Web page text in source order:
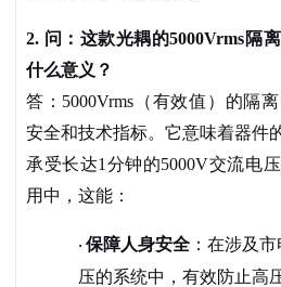
2. 问：这款光耦的5000Vrms隔
什么意义？
答： 5000Vrms（有效值）的隔
安全和技术指标。它意味着器件
承受长达1分钟的5000V交流电
用中，这能：
· 保障人身安全 ：在涉及市
压的系统中，有效防止高